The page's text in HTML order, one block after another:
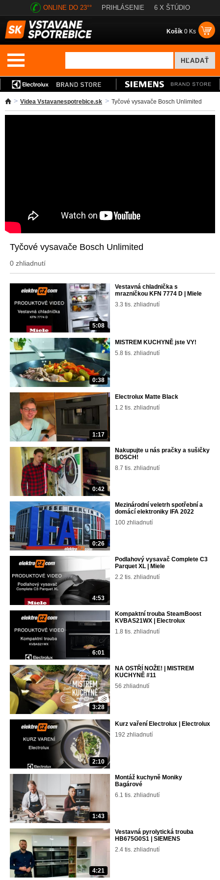
ONLINE DO 23°° PRIHLÁSENIE 6 X ŠTÚDIO
Košík 0 Ks
Videa Vstavanespotrebice.sk Tyčové vysavače Bosch Unlimited
Tyčové vysavače Bosch Unlimited
0 zhliadnutí
5:08
Vestavná chladnička s
mrazničkou KFN 7774 D | Miele
3.3 tis. zhliadnutí
0:38
MISTREM KUCHYNĚ jste VY!
5.8 tis. zhliadnutí
1:17
Electrolux Matte Black
1.2 tis. zhliadnutí
0:42
Nakupujte u nás pračky a sušičky
BOSCH!
8.7 tis. zhliadnutí
0:26
Mezinárodní veletrh spotřební a
domácí elektroniky IFA 2022
100 zhliadnutí
4:53
Podlahový vysavač Complete C3
Parquet XL | Miele
2.2 tis. zhliadnutí
6:01
Kompaktní trouba SteamBoost
KVBAS21WX | Electrolux
1.8 tis. zhliadnutí
3:28
NA OSTŘÍ NOŽE! | MISTREM
KUCHYNĚ #11
56 zhliadnutí
2:10
Kurz vaření Electrolux | Electrolux
192 zhliadnutí
1:43
Montáž kuchyně Moniky
Bagárové
6.1 tis. zhliadnutí
4:21
Vestavná pyrolytická trouba
HB675G0S1 | SIEMENS
2.4 tis. zhliadnutí